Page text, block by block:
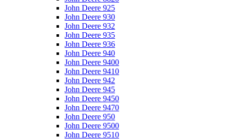
John Deere 925
John Deere 930
John Deere 932
John Deere 935
John Deere 936
John Deere 940
John Deere 9400
John Deere 9410
John Deere 942
John Deere 945
John Deere 9450
John Deere 9470
John Deere 950
John Deere 9500
John Deere 9510